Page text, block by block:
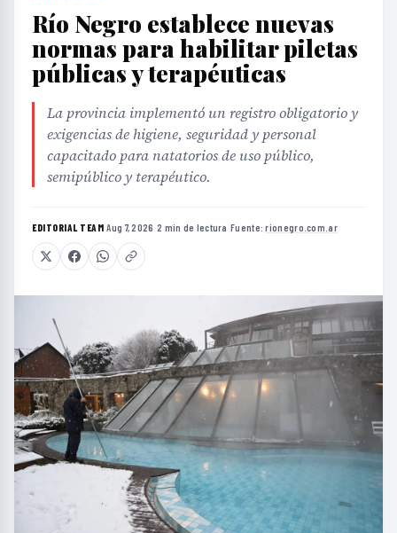
Río Negro establece nuevas
normas para habilitar piletas
públicas y terapéuticas
La provincia implementó un registro obligatorio y
exigencias de higiene, seguridad y personal
capacitado para natatorios de uso público,
semipúblico y terapéutico.
EDITORIAL TEAM·Aug 7, 2026 ·2 min de lectura ·Fuente:rionegro.com.ar